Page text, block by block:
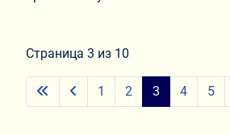
Страница 3 из 10
1 2 3 4 5